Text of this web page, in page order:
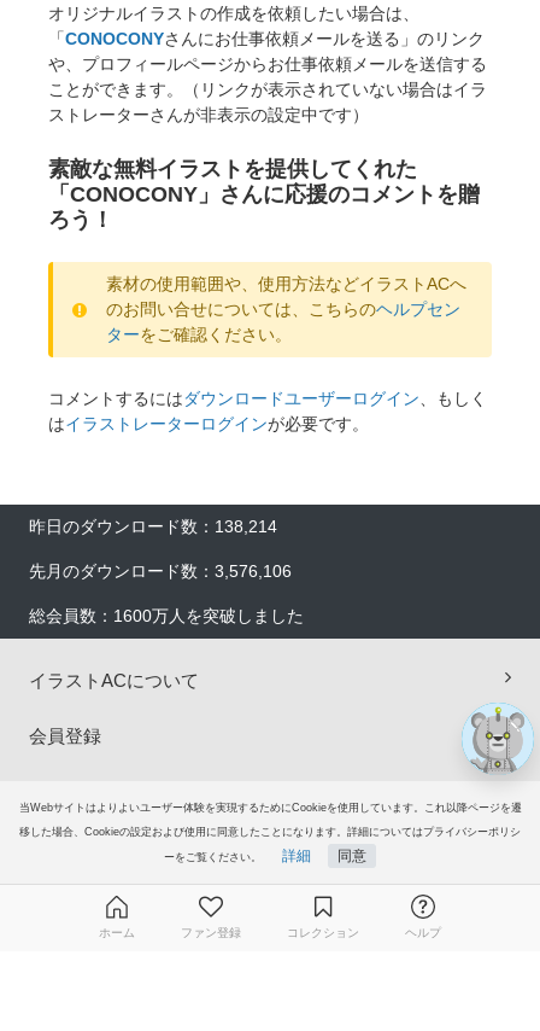
当Webサイトはよりよいユーザー体験を実現するためにCookieを使用しています。これ以降ページを遷
移した場合、Cookieの設定および使用に同意したことになります。詳細についてはプライバシーポリシ
ーをご覧ください。 詳細 同意
オリジナルイラストの作成を依頼したい場合は、
「CONOCONYさんにお仕事依頼メールを送る」のリンク
や、プロフィールページからお仕事依頼メールを送信する
ことができます。（リンクが表示されていない場合はイラ
ストレーターさんが非表示の設定中です）
素敵な無料イラストを提供してくれた
「CONOCONY」さんに応援のコメントを贈
ろう！
素材の使用範囲や、使用方法などイラストACへ
のお問い合せについては、こちらのヘルプセン
ターをご確認ください。
コメントするにはダウンロードユーザーログイン、もしく
はイラストレーターログインが必要です。
昨日のダウンロード数：138,214
先月のダウンロード数：3,576,106
総会員数：1600万人を突破しました
イラストACについて
会員登録
グループサイト
ホーム ファン登録 コレクション ヘルプ